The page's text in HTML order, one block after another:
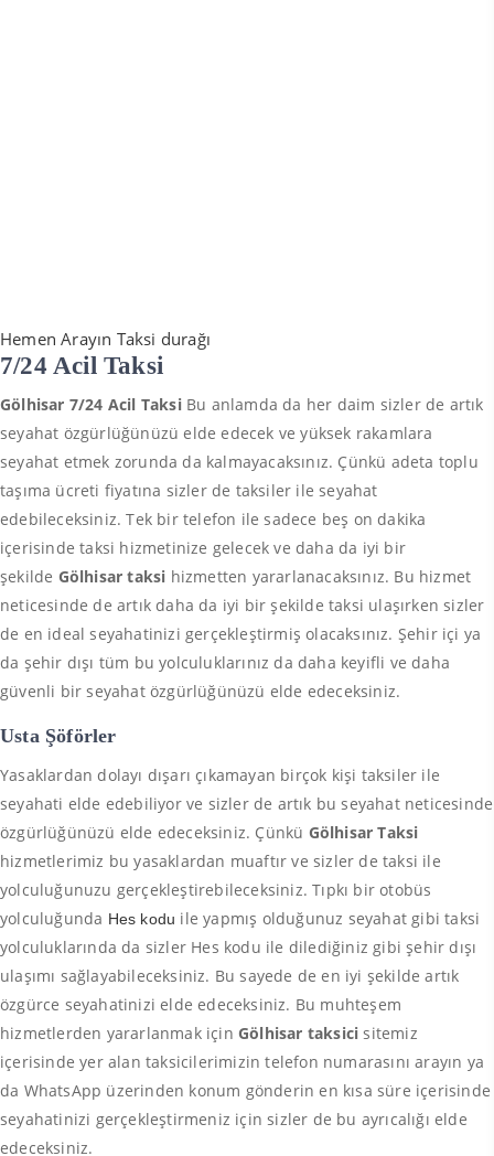
Hemen Arayın Taksi durağı
7/24 Acil Taksi
Gölhisar 7/24 Acil TaksiBu anlamda da her daim sizler de artık
seyahat özgürlüğünüzü elde edecek ve yüksek rakamlara
seyahat etmek zorunda da kalmayacaksınız. Çünkü adeta toplu
taşıma ücreti fiyatına sizler de taksiler ile seyahat
edebileceksiniz. Tek bir telefon ile sadece beş on dakika
içerisinde taksi hizmetinize gelecek ve daha da iyi bir
şekilde Gölhisar taksi hizmetten yararlanacaksınız. Bu hizmet
neticesinde de artık daha da iyi bir şekilde taksi ulaşırken sizler
de en ideal seyahatinizi gerçekleştirmiş olacaksınız. Şehir içi ya
da şehir dışı tüm bu yolculuklarınız da daha keyifli ve daha
güvenli bir seyahat özgürlüğünüzü elde edeceksiniz.
Usta Şöförler
Yasaklardan dolayı dışarı çıkamayan birçok kişi taksiler ile
seyahati elde edebiliyor ve sizler de artık bu seyahat neticesinde
özgürlüğünüzü elde edeceksiniz. Çünkü Gölhisar Taksi
hizmetlerimiz bu yasaklardan muaftır ve sizler de taksi ile
yolculuğunuzu gerçekleştirebileceksiniz. Tıpkı bir otobüs
yolculuğunda Hes kodu ile yapmış olduğunuz seyahat gibi taksi
yolculuklarında da sizler Hes kodu ile dilediğiniz gibi şehir dışı
ulaşımı sağlayabileceksiniz. Bu sayede de en iyi şekilde artık
özgürce seyahatinizi elde edeceksiniz. Bu muhteşem
hizmetlerden yararlanmak için Gölhisar taksicisitemiz
içerisinde yer alan taksicilerimizin telefon numarasını arayın ya
da WhatsApp üzerinden konum gönderin en kısa süre içerisinde
seyahatinizi gerçekleştirmeniz için sizler de bu ayrıcalığı elde
edeceksiniz.